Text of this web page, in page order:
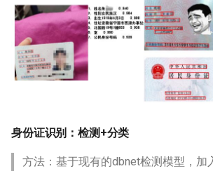
身份证识别：检测+分类
方法：基于现有的dbnet检测模型，加